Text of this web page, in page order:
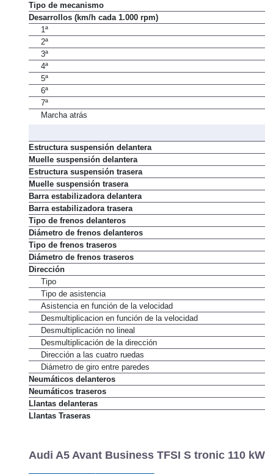
Tipo de mecanismo
Desarrollos (km/h cada 1.000 rpm)
1ª
2ª
3ª
4ª
5ª
6ª
7ª
Marcha atrás
Estructura suspensión delantera
Muelle suspensión delantera
Estructura suspensión trasera
Muelle suspensión trasera
Barra estabilizadora delantera
Barra estabilizadora trasera
Tipo de frenos delanteros
Diámetro de frenos delanteros
Tipo de frenos traseros
Diámetro de frenos traseros
Dirección
Tipo
Tipo de asistencia
Asistencia en función de la velocidad
Desmultiplicacion en función de la velocidad
Desmultiplicación no lineal
Desmultiplicación de la dirección
Dirección a las cuatro ruedas
Diámetro de giro entre paredes
Neumáticos delanteros
Neumáticos traseros
Llantas delanteras
Llantas Traseras
Audi A5 Avant Business TFSI S tronic 110